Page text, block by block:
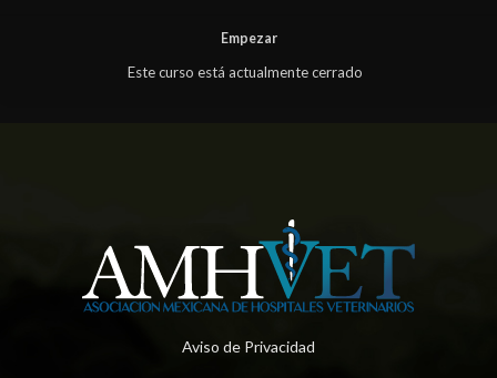
Empezar
Este curso está actualmente cerrado
Aviso de Privacidad